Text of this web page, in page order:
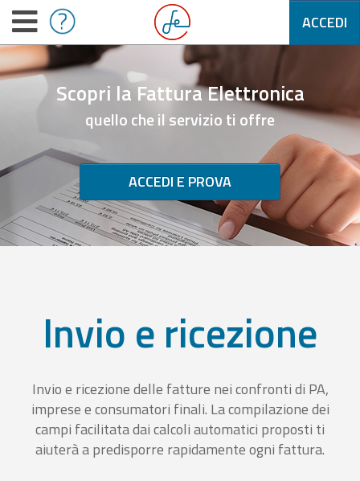
ACCEDI
Scopri la Fattura Elettronica
quello che il servizio ti offre
ACCEDI E PROVA
Invio e ricezione
Invio e ricezione delle fatture nei confronti di PA,
imprese e consumatori finali. La compilazione dei
campi facilitata dai calcoli automatici proposti ti
aiuterà a predisporre rapidamente ogni fattura.